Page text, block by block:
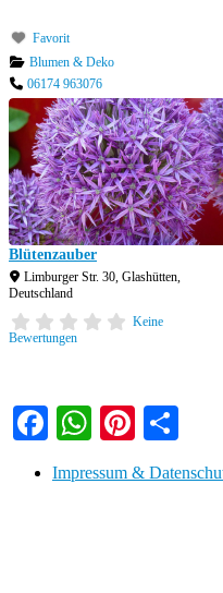
Favorit
Blumen & Deko
06174 963076
Blütenzauber
Limburger Str. 30, Glashütten,
Deutschland
Keine
Bewertungen
Facebook
WhatsApp
Impressum &